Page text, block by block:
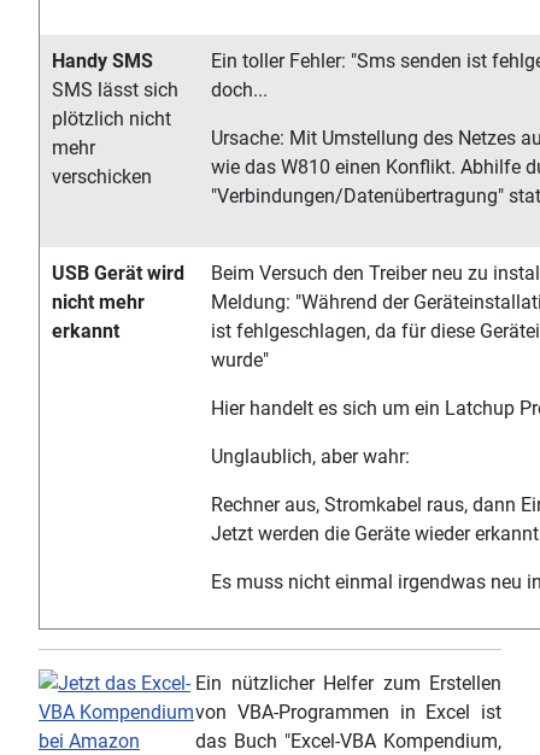
Handy SMS
SMS lässt sich
plötzlich nicht
mehr
verschicken
Ein toller Fehler: "Sms senden ist
doch...
Ursache: Mit Umstellung des Netzes
wie das W810 einen Konflikt. Abhilfe
"Verbindungen/Datenübertragung"
USB Gerät wird
nicht mehr
erkannt
Beim Versuch den Treiber neu zu
Meldung: "Während der
ist fehlgeschlagen, da für diese
wurde"
Hier handelt es sich um ein Latchup
Unglaublich, aber wahr:
Rechner aus, Stromkabel raus, dann
Jetzt werden die Geräte wieder
Es muss nicht einmal irgendwas neu
Ein nützlicher Helfer zum Erstellen
von VBA-Programmen in Excel ist
das Buch "Excel-VBA Kompendium,